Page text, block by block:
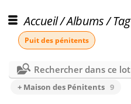
Accueil/Albums/Tag
Puit des pénitents
Rechercher dans ce lot
+ Maison des Pénitents 9